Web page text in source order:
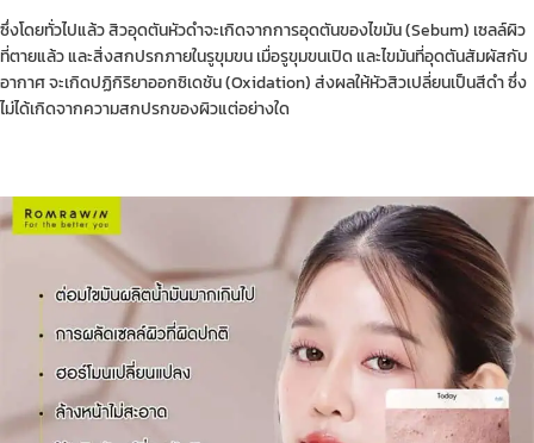
ซึ่งโดยทั่วไปแล้ว สิวอุดตันหัวดำจะเกิดจากการอุดตันของไขมัน (Sebum) เซลล์ผิว
ที่ตายแล้ว และสิ่งสกปรกภายในรูขุมขน เมื่อรูขุมขนเปิด และไขมันที่อุดตันสัมผัสกับ
อากาศ จะเกิดปฏิกิริยาออกซิเดชัน (Oxidation) ส่งผลให้หัวสิวเปลี่ยนเป็นสีดำ ซึ่ง
ไม่ได้เกิดจากความสกปรกของผิวแต่อย่างใด